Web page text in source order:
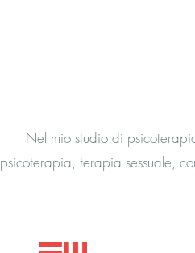
Nel mio studio di
psicoterapia, terapia sessuale,